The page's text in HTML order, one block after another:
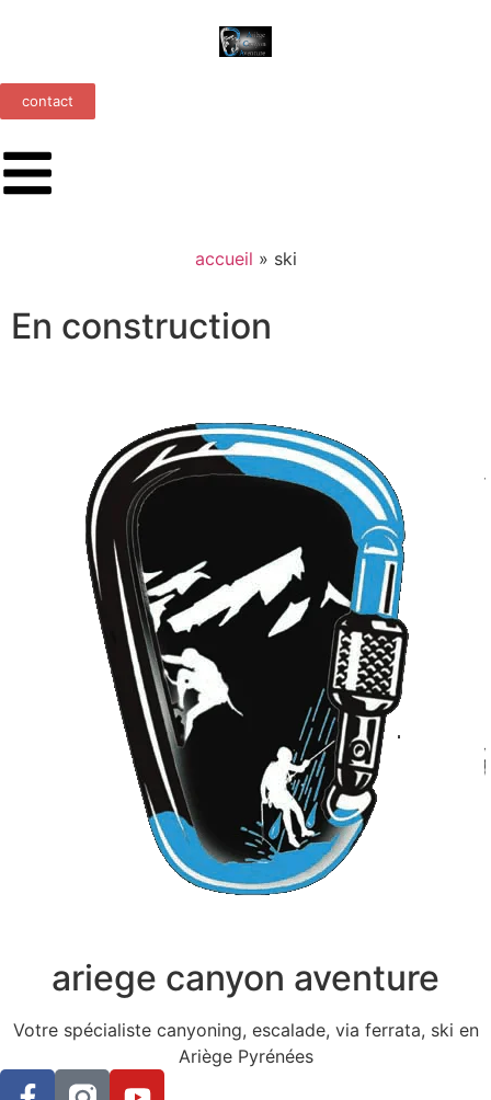
contact
accueil » ski
En construction
ariege canyon aventure
Votre spécialiste canyoning, escalade, via ferrata, ski en
Ariège Pyrénées